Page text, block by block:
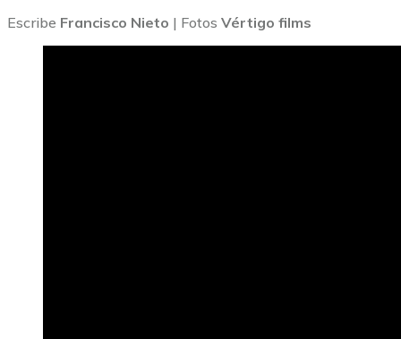
Escribe Francisco Nieto | Fotos Vértigo films